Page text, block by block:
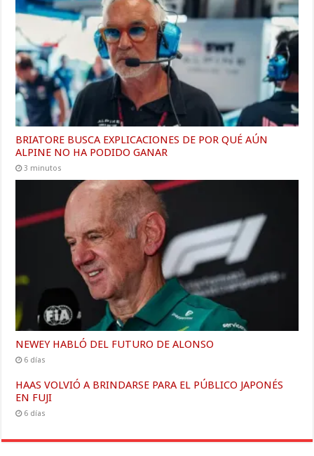
BRIATORE BUSCA EXPLICACIONES DE POR QUÉ AÚN
ALPINE NO HA PODIDO GANAR
3 minutos
NEWEY HABLÓ DEL FUTURO DE ALONSO
6 días
HAAS VOLVIÓ A BRINDARSE PARA EL PÚBLICO JAPONÉS
EN FUJI
6 días